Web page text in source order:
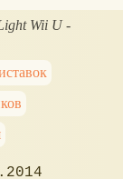
Wii U -